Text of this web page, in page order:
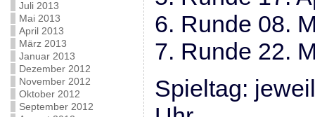
Juli 2013
Mai 2013
April 2013
März 2013
Januar 2013
Dezember 2012
November 2012
Oktober 2012
September 2012
6. Runde 08.
7. Runde 22.
Spieltag: